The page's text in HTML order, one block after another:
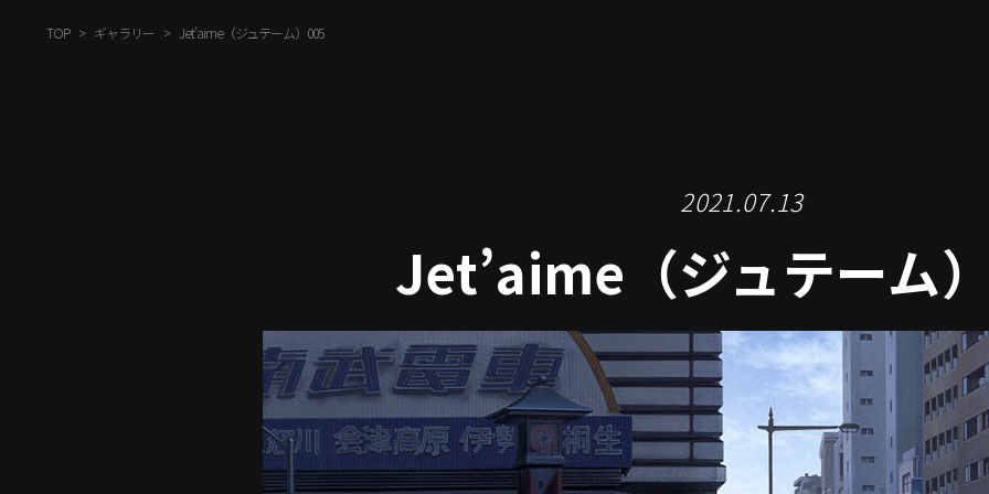
TOP ギャラリー Jet’aime（ジュテーム）005
2021.07.13
Jet’aime（ジュテーム